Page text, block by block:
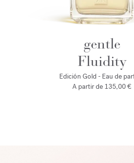
gentle
Fluidity
Edición Gold - Eau de
A partir de 135,00 €